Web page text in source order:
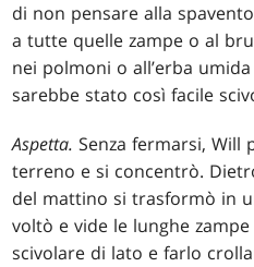
di non pensare alla
a tutte quelle zampe o al
nei polmoni o all’erba
sarebbe stato così facile
Aspetta.Senza fermarsi, Will
terreno e si concentrò.
del mattino si trasformò in
voltò e vide le lunghe
scivolare di lato e farlo